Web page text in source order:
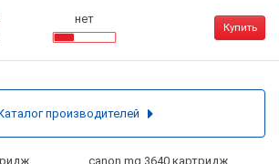
нет
Купить
canon mg 3640 картридж